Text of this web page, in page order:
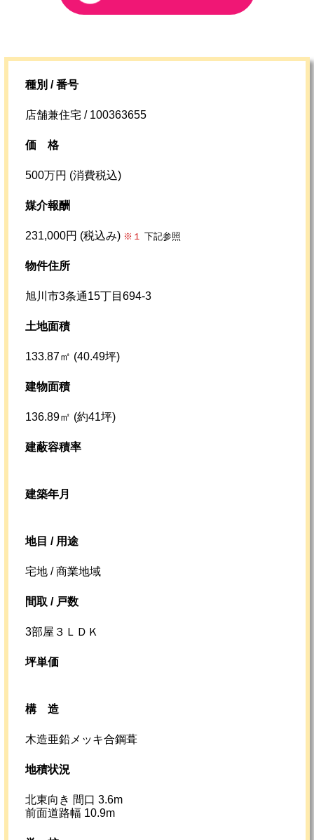
種別 / 番号
店舗兼住宅 / 100363655
価格
500万円 (消費税込)
媒介報酬
231,000円 (税込み) ※１ 下記参照
物件住所
旭川市3条通15丁目694-3
土地面積
133.87㎡ (40.49坪)
建物面積
136.89㎡ (約41坪)
建蔽容積率
建築年月
地目 / 用途
宅地 / 商業地域
間取 / 戸数
3部屋３ＬＤＫ
坪単価
構造
木造亜鉛メッキ合鋼葺
地積状況
北東向き 間口 3.6m
前面道路幅 10.9m